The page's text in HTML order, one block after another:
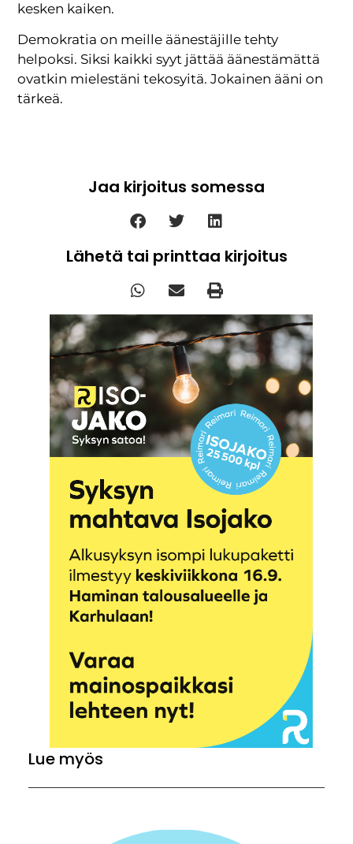
kesken kaiken.
Demokratia on meille äänestäjille tehty
helpoksi. Siksi kaikki syyt jättää äänestämättä
ovatkin mielestäni tekosyitä. Jokainen ääni on
tärkeä.
Jaa kirjoitus somessa
Lähetä tai printtaa kirjoitus
Lue myös